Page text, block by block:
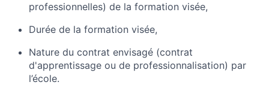
professionnelles) de la formation visée,
Durée de la formation visée,
Nature du contrat envisagé (contrat
d'apprentissage ou de professionnalisation) par
l’école.